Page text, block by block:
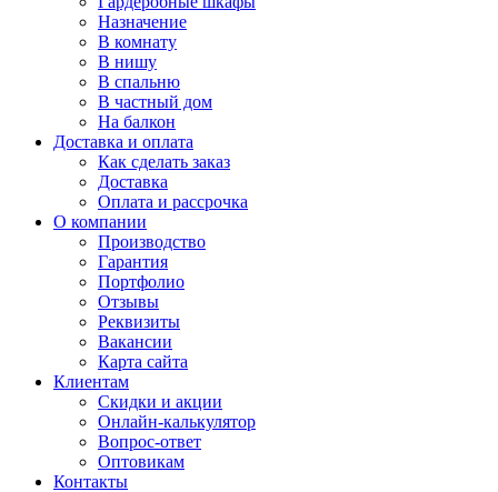
Назначение
В комнату
В нишу
В спальню
В частный дом
На балкон
Доставка и оплата
Как сделать заказ
Доставка
Оплата и рассрочка
О компании
Производство
Гарантия
Портфолио
Отзывы
Реквизиты
Вакансии
Карта сайта
Клиентам
Скидки и акции
Онлайн-калькулятор
Вопрос-ответ
Оптовикам
Контакты